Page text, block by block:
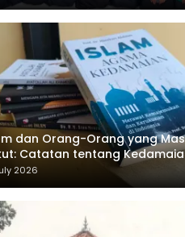
dan Orang-Orang yang
Catatan tentang
dan Negara dalam
Masykuri Abdillah
2026